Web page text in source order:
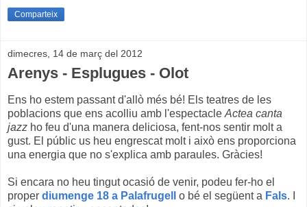
Comparteix
dimecres, 14 de març del 2012
Arenys - Esplugues - Olot
Ens ho estem passant d'allò més bé! Els teatres de les
poblacions que ens acolliu amb l'espectacle Actea canta
jazz ho feu d'una manera deliciosa, fent-nos sentir molt a
gust. El públic us heu engrescat molt i això ens proporciona
una energia que no s'explica amb paraules. Gràcies!
Si encara no heu tingut ocasió de venir, podeu fer-ho el
proper diumenge 18 a Palafrugell o bé el següent a Fals. I